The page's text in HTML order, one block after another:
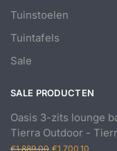
Tuinstoelen
Tuintafels
Sale
SALE PRODUCTEN
Oasis 3-zits lounge
Tierra Outdoor -
€1.889,00 €1.700,10